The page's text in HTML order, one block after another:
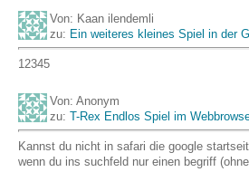
Von: Kaan ilendemli
zu: Ein weiteres kleines Spiel in der
12345
Von: Anonym
zu: T-Rex Endlos Spiel im
Kannst du nicht in safari die google
wenn du ins suchfeld nur einen begriff